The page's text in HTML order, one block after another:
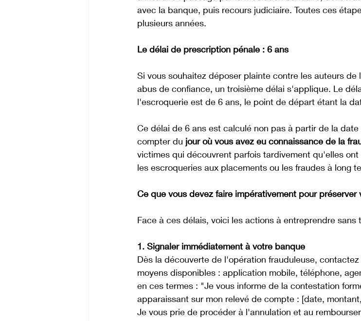
avec la banque, puis recours judiciaire. Toutes ces
plusieurs années.
Le délai de prescription pénale : 6 ans
Si vous souhaitez déposer plainte contre les auteurs de
abus de confiance, un troisième délai s'applique. Le
l'escroquerie est de 6 ans, le point de départ étant la
Ce délai de 6 ans est calculé non pas à partir de la
compter du jour où vous avez eu connaissance de la
victimes qui découvrent parfois tardivement qu'elles
les escroqueries aux placements ou les fraudes à long
Ce que vous devez faire impérativement pour préserver
Face à ces délais, voici les actions à entreprendre sans
1. Signaler immédiatement à votre banque
Dès la découverte de l'opération frauduleuse,
moyens disponibles : application mobile, téléphone,
en ces termes : "Je vous informe de la contestation
apparaissant sur mon relevé de compte : [date,
Je vous prie de procéder à l'annulation et au